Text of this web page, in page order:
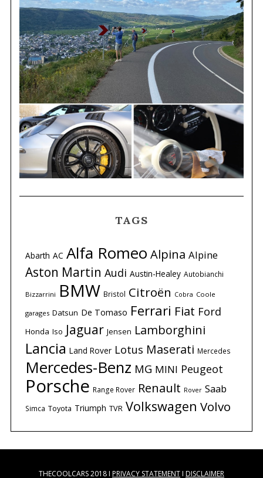
TAGS
Abarth AC Alfa Romeo Alpina Alpine
Aston Martin Audi Austin-Healey Autobianchi
Bizzarrini BMW Bristol Citroën Cobra Coole
garages Datsun De Tomaso Ferrari Fiat Ford
Honda Iso Jaguar Jensen Lamborghini
Lancia Land Rover Lotus Maserati Mercedes
Mercedes-Benz MG MINI Peugeot
Porsche Range Rover Renault Rover Saab
Simca Toyota Triumph TVR Volkswagen Volvo
THECOOLCARS 2018 I PRIVACY STATEMENTI DISCLAIMER